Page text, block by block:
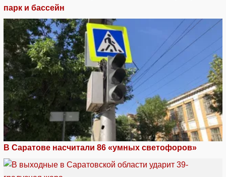
парк и бассейн
В Саратове насчитали 86 «умных светофоров»